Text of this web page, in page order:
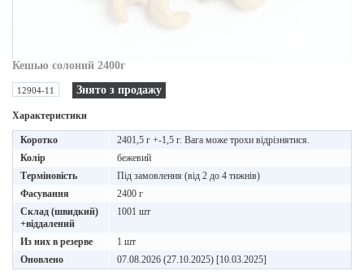
Кешью солоний 2400г
12904-11 Знято з продажу
Характеристики
Коротко
2401,5 г +-1,5 г. Вага може трохи відрізнятися.
Колір
бежевий
Терміновість
Під замовлення (від 2 до 4 тижнів)
Фасування
2400 г
Склад (швидкий)
+віддалений
1001 шт
Из них в резерве
1 шт
Оновлено
07.08.2026 (27.10.2025) [10.03.2025]